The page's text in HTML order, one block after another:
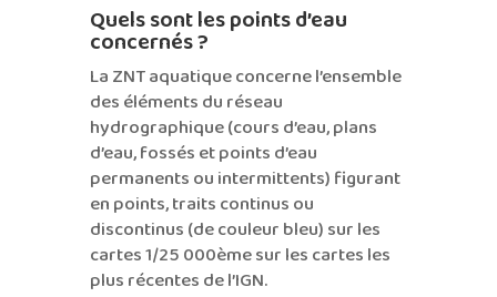
Quels sont les points d’eau
concernés ?
La ZNT aquatique concerne l’ensemble
des éléments du réseau
hydrographique (cours d’eau, plans
d’eau, fossés et points d’eau
permanents ou intermittents) figurant
en points, traits continus ou
discontinus (de couleur bleu) sur les
cartes 1/25 000ème sur les cartes les
plus récentes de l’IGN.